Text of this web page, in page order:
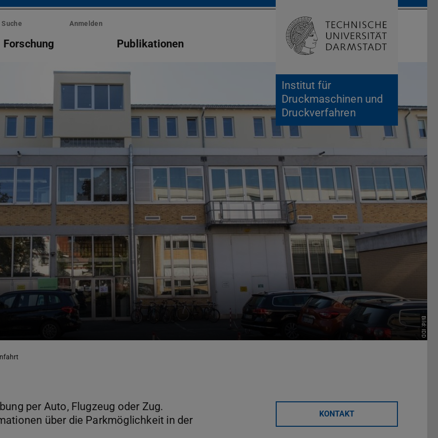
Institut für
Druckmaschinen und
Druckverfahren
Suche Anmelden
Forschung Publikationen Suche öffnen
Bild: IDD
per Auto, Flugzeug oder Zug.
über die Parkmöglichkeit in der
KONTAKT